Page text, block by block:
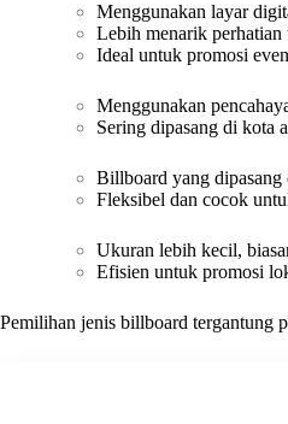
Menggunakan layar
Lebih menarik perhatian
Ideal untuk promosi
Menggunakan
Sering dipasang di kota
Billboard yang dipasang
Fleksibel dan cocok
Ukuran lebih kecil,
Efisien untuk promosi
Pemilihan jenis billboard tergantung